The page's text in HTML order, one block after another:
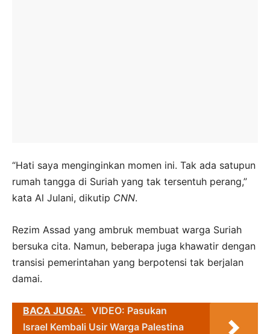
“Hati saya menginginkan momen ini. Tak ada satupun
rumah tangga di Suriah yang tak tersentuh perang,”
kata Al Julani, dikutip CNN.
Rezim Assad yang ambruk membuat warga Suriah
bersuka cita. Namun, beberapa juga khawatir dengan
transisi pemerintahan yang berpotensi tak berjalan
damai.
BACA JUGA:
VIDEO: Pasukan
Israel Kembali Usir Warga Palestina